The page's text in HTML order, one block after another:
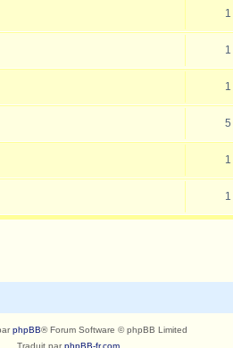
1
1
1
5
1
1
phpBB® Forum Software © phpBB Limited
Traduit parphpBB-fr.com